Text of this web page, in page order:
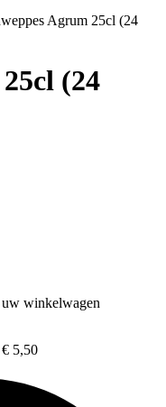
Agrum 25cl (24
(24
winkelwagen
€ 5,50